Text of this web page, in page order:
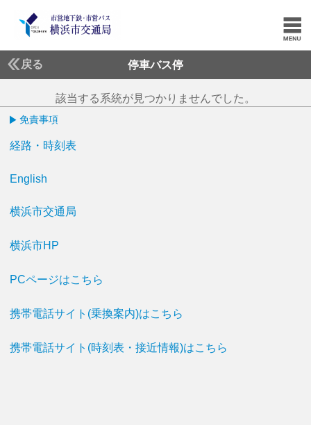
戻る 停車バス停
該当する系統が見つかりませんでした。
免責事項
経路・時刻表
English
横浜市交通局
横浜市HP
PCページはこちら
携帯電話サイト(乗換案内)はこちら
携帯電話サイト(時刻表・接近情報)はこちら